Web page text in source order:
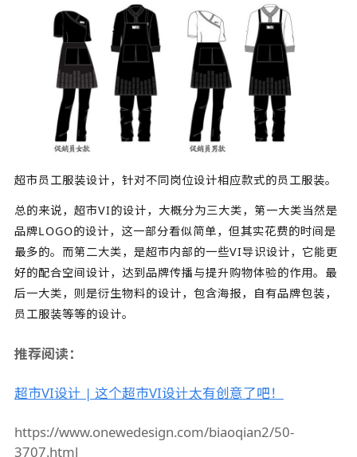
超市员工服装设计，针对不同岗位设计相应款式的员工服装。
总的来说，超市VI的设计，大概分为三大类，第一大类当然是
品牌LOGO的设计，这一部分看似简单，但其实花费的时间是
最多的。而第二大类，是超市内部的一些VI导识设计，它能更
好的配合空间设计，达到品牌传播与提升购物体验的作用。最
后一大类，则是衍生物料的设计，包含海报，自有品牌包装，
员工服装等等的设计。
推荐阅读：
超市VI设计 | 这个超市VI设计太有创意了吧！
https://www.onewedesign.com/biaoqian2/50-
3707.html